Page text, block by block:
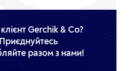
Gerchik & Co?
Приєднуйтесь